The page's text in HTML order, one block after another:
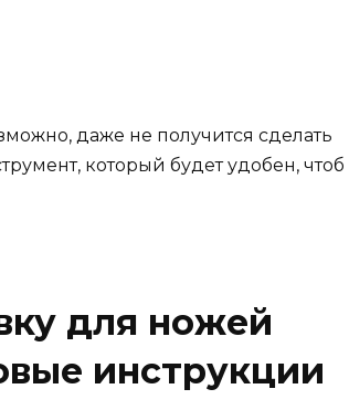
даже не получится сделать
который будет удобен, чтоб
для ножей
инструкции